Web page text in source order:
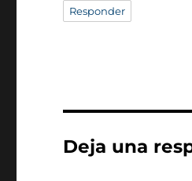
Responder
Deja una